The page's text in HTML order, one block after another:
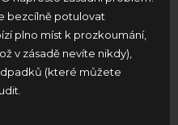
bezcílně potulovat
plno míst k prozkoumání,
v zásadě nevíte nikdy),
(které můžete